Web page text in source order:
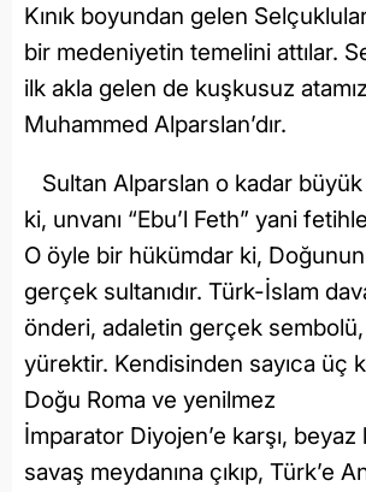
Kınık boyundan gelen
bir medeniyetin temelini attılar.
ilk akla gelen de kuşkusuz
Muhammed Alparslan’dır.
Sultan Alparslan o kadar büyük
ki, unvanı “Ebu’l Feth” yani
O öyle bir hükümdar ki, Doğunun
gerçek sultanıdır. Türk-İslam
önderi, adaletin gerçek
yürektir. Kendisinden sayıca üç
Doğu Roma ve yenilmez
İmparator Diyojen’e karşı,
savaş meydanına çıkıp, Türk’e